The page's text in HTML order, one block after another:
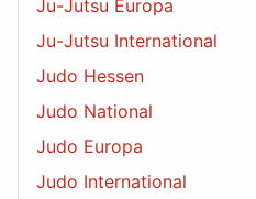
Ju-Jutsu Europa
Ju-Jutsu International
Judo Hessen
Judo National
Judo Europa
Judo International